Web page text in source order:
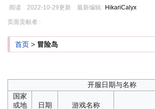
阅读 2022-10-29更新 最新编辑: HikariCalyx
跳
导
跳
搜
页面贡献者 :
首页 > 冒险岛
开服日期与名称
国家
或地
日期 游戏名称